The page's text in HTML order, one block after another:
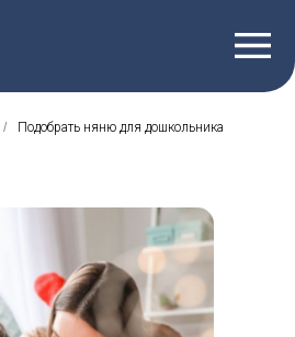
/ Подобрать няню для дошкольника